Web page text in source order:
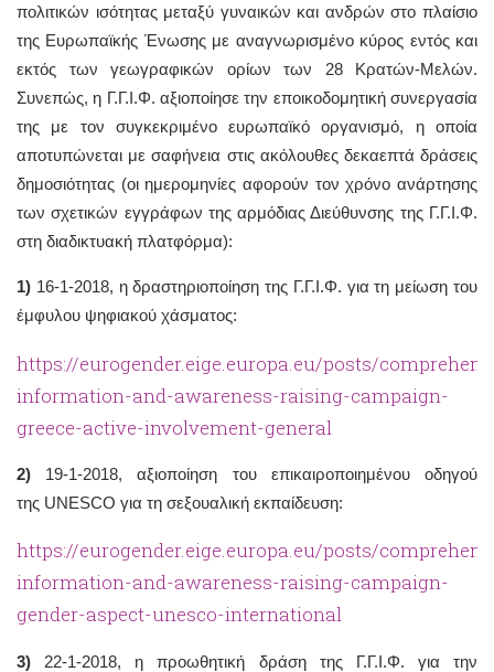
πολιτικών ισότητας μεταξύ γυναικών και ανδρών στο πλαίσιο
της Ευρωπαϊκής Ένωσης με αναγνωρισμένο κύρος εντός και
εκτός των γεωγραφικών ορίων των 28 Κρατών-Μελών.
Συνεπώς, η Γ.Γ.Ι.Φ. αξιοποίησε την εποικοδομητική συνεργασία
της με τον συγκεκριμένο ευρωπαϊκό οργανισμό, η οποία
αποτυπώνεται με σαφήνεια στις ακόλουθες δεκαεπτά δράσεις
δημοσιότητας (οι ημερομηνίες αφορούν τον χρόνο ανάρτησης
των σχετικών εγγράφων της αρμόδιας Διεύθυνσης της Γ.Γ.Ι.Φ.
στη διαδικτυακή πλατφόρμα):
1) 16-1-2018, η δραστηριοποίηση της Γ.Γ.Ι.Φ. για τη μείωση του
έμφυλου ψηφιακού χάσματος:
https://eurogender.eige.europa.eu/posts/
information-and-awareness-raising-campaign-
greece-active-involvement-general
2) 19-1-2018, αξιοποίηση του επικαιροποιημένου οδηγού
της UNESCO για τη σεξουαλική εκπαίδευση:
https://eurogender.eige.europa.eu/posts/
information-and-awareness-raising-campaign-
gender-aspect-unesco-international
3) 22-1-2018, η προωθητική δράση της Γ.Γ.Ι.Φ. για την